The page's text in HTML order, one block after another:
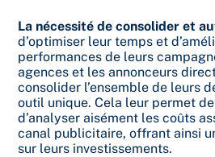
La nécessité de consolider et
d’optimiser leur temps et
performances de leurs
agences et les annonceurs
consolider l’ensemble de leurs
outil unique. Cela leur permet
d’analyser aisément les coûts
canal publicitaire, offrant ainsi
sur leurs investissements.